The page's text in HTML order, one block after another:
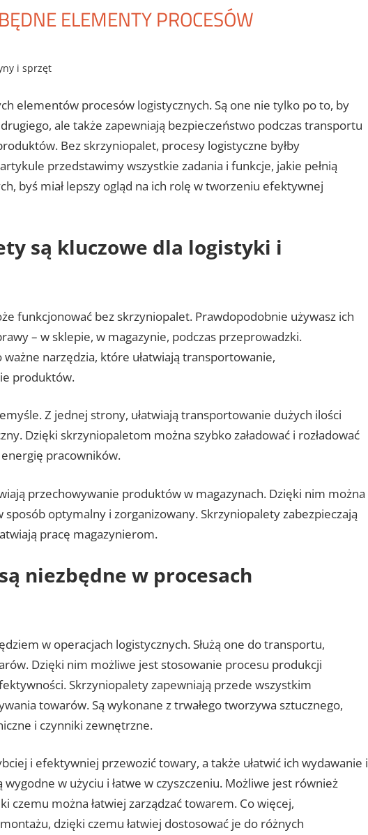
ELEMENTY PROCESÓW
i sprzęt
elementów procesów logistycznych. Są one nie tylko po to, by
ale także zapewniają bezpieczeństwo podczas transportu
Bez skrzyniopalet, procesy logistyczne byłby
przedstawimy wszystkie zadania i funkcje, jakie pełnią
byś miał lepszy ogląd na ich rolę w tworzeniu efektywnej
są kluczowe dla logistyki i
funkcjonować bez skrzyniopalet. Prawdopodobnie używasz ich
– w sklepie, w magazynie, podczas przeprowadzki.
narzędzia, które ułatwiają transportowanie,
produktów.
Z jednej strony, ułatwiają transportowanie dużych ilości
Dzięki skrzyniopaletom można szybko załadować i rozładować
pracowników.
przechowywanie produktów w magazynach. Dzięki nim można
optymalny i zorganizowany. Skrzyniopalety zabezpieczają
pracę magazynierom.
niezbędne w procesach
w operacjach logistycznych. Służą one do transportu,
Dzięki nim możliwe jest stosowanie procesu produkcji
Skrzyniopalety zapewniają przede wszystkim
towarów. Są wykonane z trwałego tworzywa sztucznego,
i czynniki zewnętrzne.
i efektywniej przewozić towary, a także ułatwić ich wydawanie i
w użyciu i łatwe w czyszczeniu. Możliwe jest również
czemu można łatwiej zarządzać towarem. Co więcej,
dzięki czemu łatwiej dostosować je do różnych